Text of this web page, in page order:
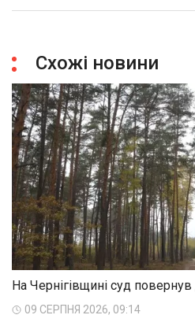
Схожі новини
На Чернігівщині суд
09 СЕРПНЯ 2026, 09:14